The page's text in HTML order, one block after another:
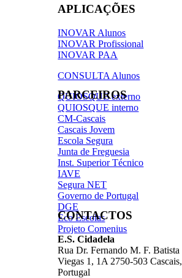
APLICAÇÕES
INOVAR Alunos
INOVAR Profissional
INOVAR PAA
CONSULTA Alunos
QUIOSQUE externo
QUIOSQUE interno
PARCEIROS
CM-Cascais
Cascais Jovem
Escola Segura
Junta de Freguesia
Inst. Superior Técnico
IAVE
Segura NET
Governo de Portugal
DGE
Eco Escolas
Projeto Comenius
CONTACTOS
E.S. Cidadela
Rua Dr. Fernando M. F. Batista
Viegas 1, 1A 2750-503 Cascais,
Portugal